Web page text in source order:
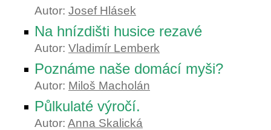
Autor: Josef Hlásek
Na hnízdišti husice rezavé
Autor: Vladimír Lemberk
Poznáme naše domácí myši?
Autor: Miloš Macholán
Půlkulaté výročí.
Autor: Anna Skalická